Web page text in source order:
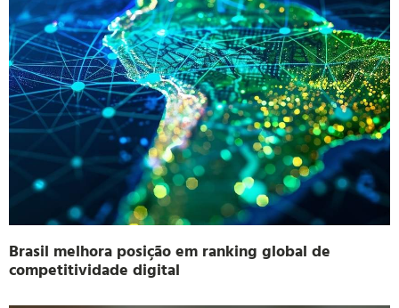
Brasil melhora posição em ranking global de
competitividade digital